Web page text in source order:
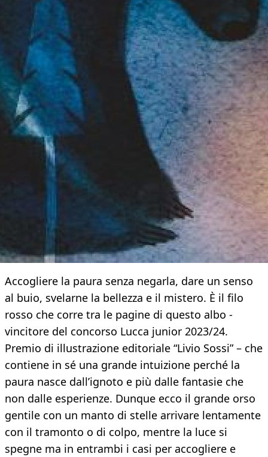
Accogliere la paura senza negarla, dare un senso
al buio, svelarne la bellezza e il mistero. È il filo
rosso che corre tra le pagine di questo albo -
vincitore del concorso Lucca junior 2023/24.
Premio di illustrazione editoriale “Livio Sossi” – che
contiene in sé una grande intuizione perché la
paura nasce dall’ignoto e più dalle fantasie che
non dalle esperienze. Dunque ecco il grande orso
gentile con un manto di stelle arrivare lentamente
con il tramonto o di colpo, mentre la luce si
spegne ma in entrambi i casi per accogliere e